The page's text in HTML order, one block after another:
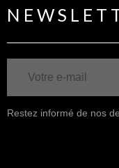
Restez informé de nos